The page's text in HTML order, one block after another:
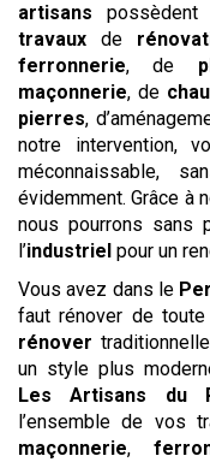
artisans possèdent
travaux de
ferronnerie, de
maçonnerie, de
pierres,
notre intervention,
méconnaissable,
évidemment. Grâce à
nous pourrons sans
l’industriel pour un
Vous avez dans le
faut rénover de
rénover
un style plus
Les Artisans du
l’ensemble de vos
maçonnerie,